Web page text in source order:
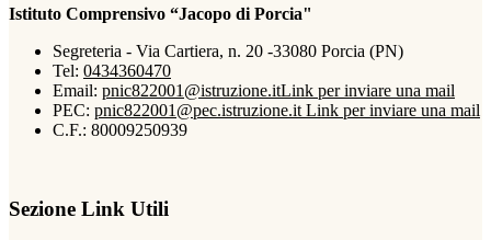
Istituto Comprensivo “Jacopo di Porcia"
Segreteria - Via Cartiera, n. 20 -33080 Porcia (PN)
Tel: 0434360470
Email: pnic822001@istruzione.itLink per inviare una mail
PEC: pnic822001@pec.istruzione.it Link per inviare una mail
C.F.: 80009250939
Sezione Link Utili